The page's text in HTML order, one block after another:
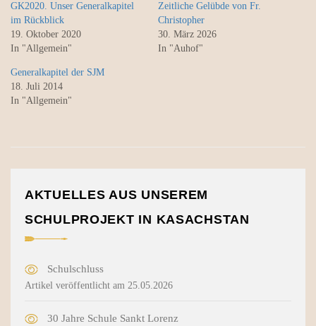
GK2020. Unser Generalkapitel
im Rückblick
19. Oktober 2020
In "Allgemein"
Zeitliche Gelübde von Fr.
Christopher
30. März 2026
In "Auhof"
Generalkapitel der SJM
18. Juli 2014
In "Allgemein"
AKTUELLES AUS UNSEREM
SCHULPROJEKT IN KASACHSTAN
Schulschluss
Artikel veröffentlicht am 25.05.2026
30 Jahre Schule Sankt Lorenz